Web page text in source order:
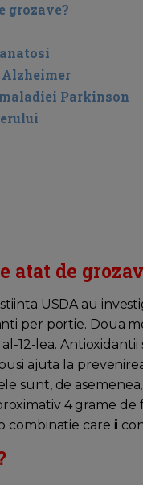
grozave?
Parkinson
atat de
USDA au
per portie. Doua
al-12-lea.
ajuta la
sunt, de
4 grame de
combinatie care ii